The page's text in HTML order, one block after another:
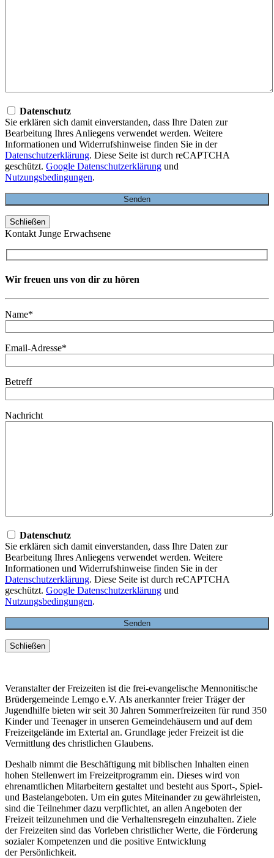
Datenschutz
Sie erklären sich damit einverstanden, dass Ihre Daten zur
Bearbeitung Ihres Anliegens verwendet werden. Weitere
Informationen und Widerrufshinweise finden Sie in der
Datenschutzerklärung. Diese Seite ist durch reCAPTCHA
geschützt. Google Datenschutzerklärung und
Nutzungsbedingungen.
Schließen
Kontakt Junge Erwachsene
Wir freuen uns von dir zu hören
Name*
Email-Adresse*
Betreff
Nachricht
Datenschutz
Sie erklären sich damit einverstanden, dass Ihre Daten zur
Bearbeitung Ihres Anliegens verwendet werden. Weitere
Informationen und Widerrufshinweise finden Sie in der
Datenschutzerklärung. Diese Seite ist durch reCAPTCHA
geschützt. Google Datenschutzerklärung und
Nutzungsbedingungen.
Schließen
Veranstalter der Freizeiten ist die frei-evangelische Mennonitische
Brüdergemeinde Lemgo e.V. Als anerkannter freier Träger der
Jugendhilfe bieten wir seit 30 Jahren Sommerfreizeiten für rund 350
Kinder und Teenager in unseren Gemeindehäusern und auf dem
Freizeitgelände im Extertal an. Grundlage jeder Freizeit ist die
Vermittlung des christlichen Glaubens.
Deshalb nimmt die Beschäftigung mit biblischen Inhalten einen
hohen Stellenwert im Freizeitprogramm ein. Dieses wird von
ehrenamtlichen Mitarbeitern gestaltet und besteht aus Sport-, Spiel-
und Bastelangeboten. Um ein gutes Miteinander zu gewährleisten,
sind die Teilnehmer dazu verpflichtet, an allen Angeboten der
Freizeit teilzunehmen und die Verhaltensregeln einzuhalten. Ziele
der Freizeiten sind das Vorleben christlicher Werte, die Förderung
sozialer Kompetenzen und die positive Entwicklung
der Persönlichkeit.